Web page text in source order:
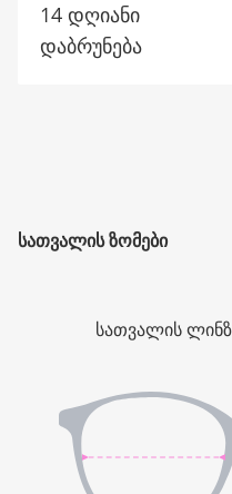
14 დღიანი
დაბრუნება
ᲡᲐᲗᲕᲐᲚᲘᲡ ᲖᲝᲛᲔᲑᲘ
სათვალის